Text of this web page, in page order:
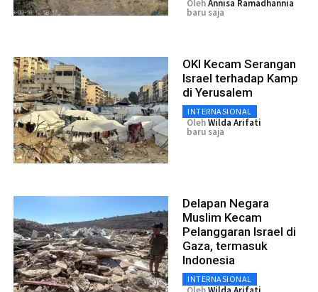
OlehAnnisa Ramadhannia
baru saja
OKI Kecam Serangan
Israel terhadap Kamp
di Yerusalem
INTERNASIONAL
OlehWilda Arifati
baru saja
Delapan Negara
Muslim Kecam
Pelanggaran Israel di
Gaza, termasuk
Indonesia
INTERNASIONAL